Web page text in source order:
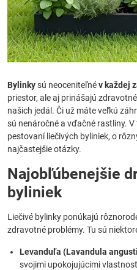
Bylinkysú neoceniteľnév každej
priestor, ale aj prinášajú
našich jedál. Či už máte veľkú
sú nenáročné a vďačné rastliny.
pestovaní liečivých byliniek, o
najčastejšie otázky.
Najobľúbenejšie
byliniek
Liečivé bylinky ponúkajú
zdravotné problémy. Tu sú
Levanduľa (Lavandula
svojimi upokojujúcimi